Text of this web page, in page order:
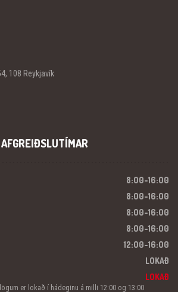
108 Reykjavík
AFGREIÐSLUTÍMAR
8:00-16:00
8:00-16:00
8:00-16:00
8:00-16:00
12:00-16:00
LOKAÐ
LOKAÐ
er lokað í hádeginu á milli 12:00 og 13:00